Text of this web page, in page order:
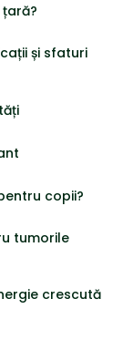
și sfaturi
copii?
tumorile
crescută